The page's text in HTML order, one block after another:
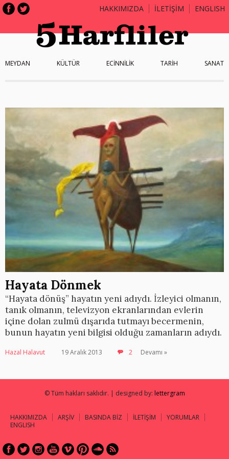
HAKKIMIZDA İLETİŞİM ENGLISH
MEYDAN KÜLTÜR ECİNNİLİK TARİH SANAT
Hayata Dönmek
“Hayata dönüş” hayatın yeni adıydı. İzleyici olmanın,
tanık olmanın, televizyon ekranlarından evlerin
içine dolan zulmü dışarıda tutmayı becermenin,
bunun hayatın yeni bilgisi olduğu zamanların adıydı.
Hazal Halavut 19 Aralık 2013 2 Devamı »
© Tüm hakları saklıdır. | designed by: lettergram
HAKKIMIZDA ARŞİV BASINDA BİZ İLETİŞİM
YORUMLAR
ENGLISH